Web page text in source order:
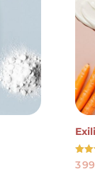
4.90
3